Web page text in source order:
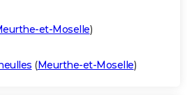
et-Moselle)
(Meurthe-et-Moselle)